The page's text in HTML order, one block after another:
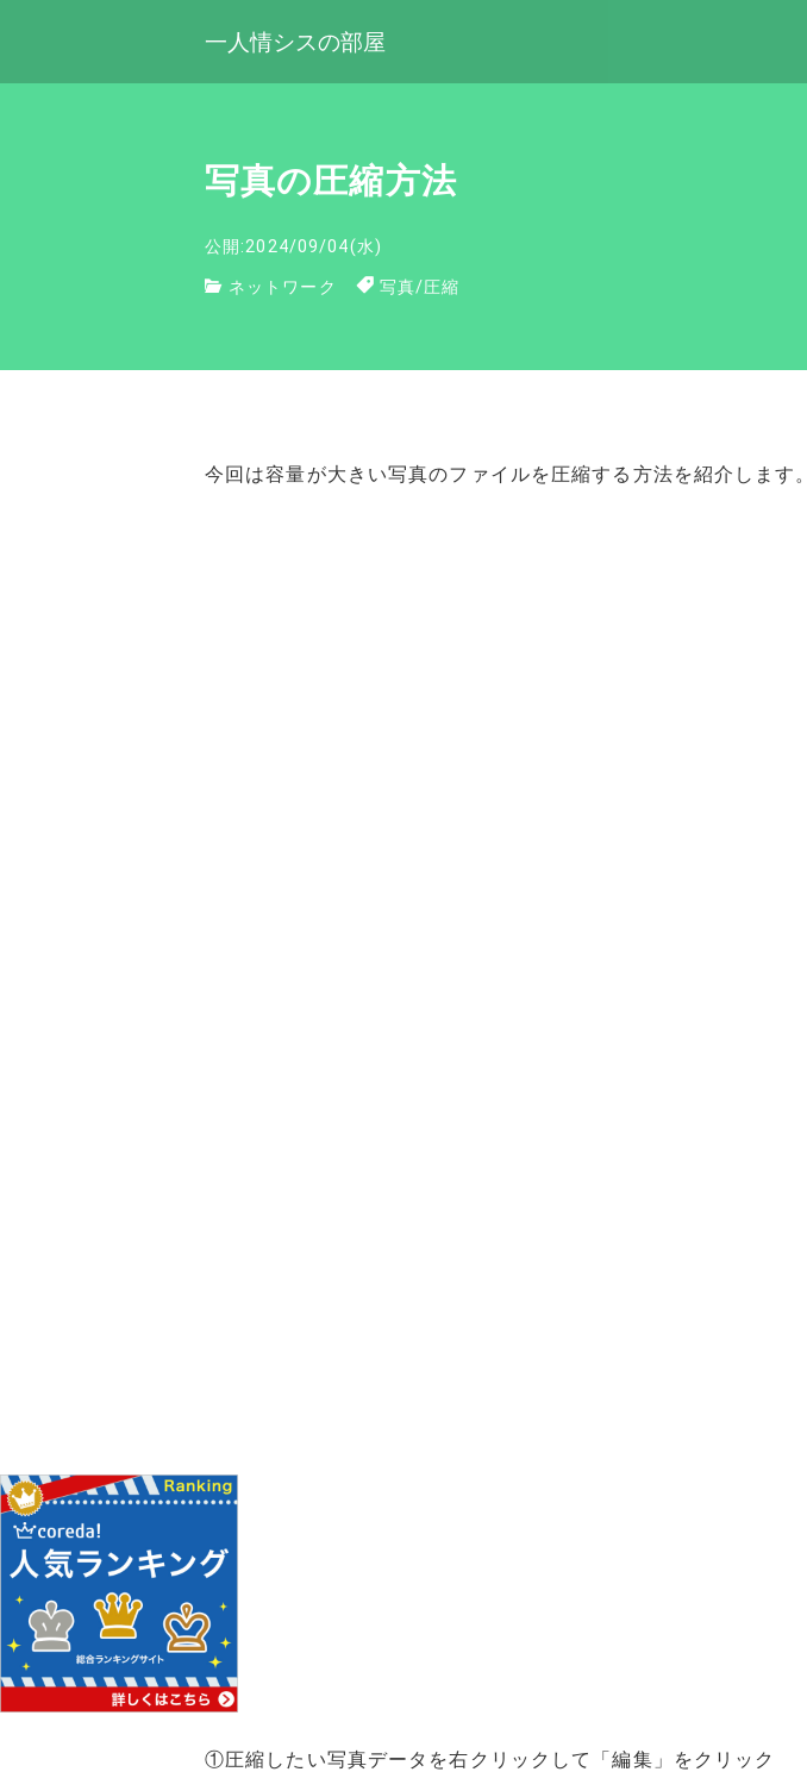
一人情シスの部屋
写真の圧縮方法
公開:2024/09/04(水)
ネットワーク
写真/圧縮
今回は容量が大きい写真のファイルを圧縮する方法を紹介します。
①圧縮したい写真データを右クリックして「編集」をクリック